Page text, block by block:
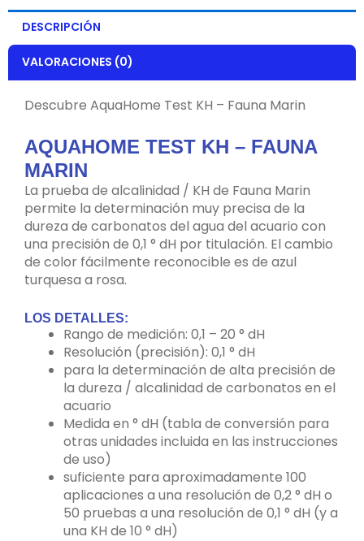
cantidad
DESCRIPCIÓN
VALORACIONES (0)
Descubre AquaHome Test KH – Fauna Marin
AQUAHOME TEST KH – FAUNA
MARIN
La prueba de alcalinidad / KH de Fauna Marin
permite la determinación muy precisa de la
dureza de carbonatos del agua del acuario con
una precisión de 0,1 ° dH por titulación. El cambio
de color fácilmente reconocible es de azul
turquesa a rosa.
LOS DETALLES:
Rango de medición: 0,1 – 20 ° dH
Resolución (precisión): 0,1 ° dH
para la determinación de alta precisión de
la dureza / alcalinidad de carbonatos en el
acuario
Medida en ° dH (tabla de conversión para
otras unidades incluida en las instrucciones
de uso)
suficiente para aproximadamente 100
aplicaciones a una resolución de 0,2 ° dH o
50 pruebas a una resolución de 0,1 ° dH (y a
una KH de 10 ° dH)